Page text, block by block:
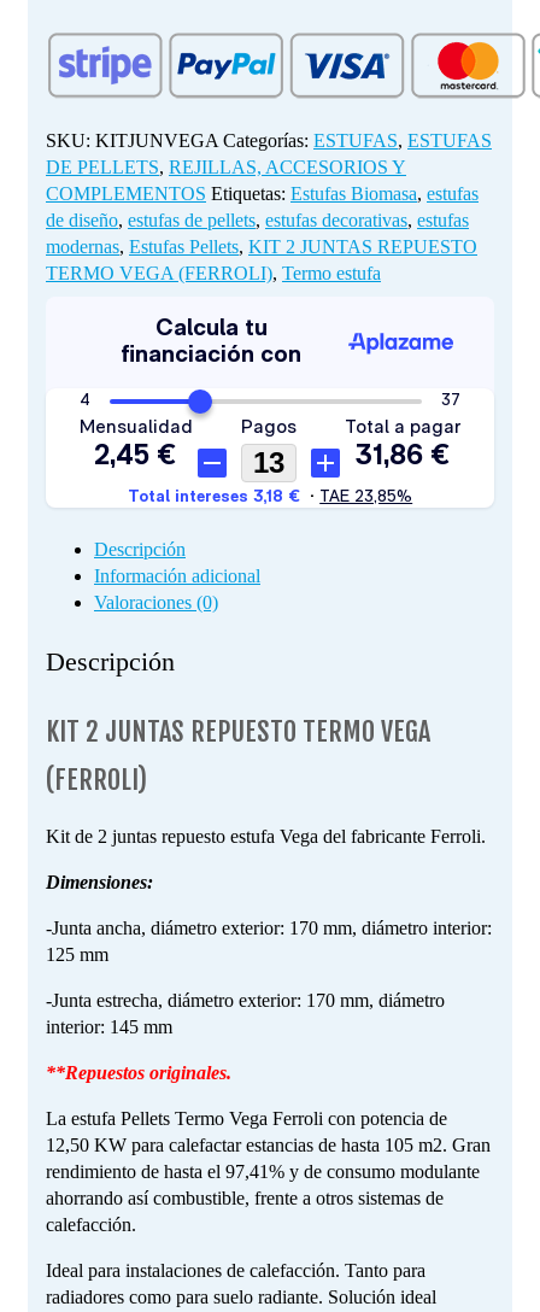
REPUESTO
TERMO
VEGA
cantidad
SKU: KITJUNVEGA Categorías: ESTUFAS, ESTUFAS
DE PELLETS, REJILLAS, ACCESORIOS Y
COMPLEMENTOS Etiquetas: Estufas Biomasa, estufas
de diseño, estufas de pellets, estufas decorativas, estufas
modernas, Estufas Pellets, KIT 2 JUNTAS REPUESTO
TERMO VEGA (FERROLI), Termo estufa
Descripción
Información adicional
Valoraciones (0)
Descripción
KIT 2 JUNTAS REPUESTO TERMO VEGA
(FERROLI)
Kit de 2 juntas repuesto estufa Vega del fabricante Ferroli.
Dimensiones:
-Junta ancha, diámetro exterior: 170 mm, diámetro interior:
125 mm
-Junta estrecha, diámetro exterior: 170 mm, diámetro
interior: 145 mm
**Repuestos originales.
La estufa Pellets Termo Vega Ferroli con potencia de
12,50 KW para calefactar estancias de hasta 105 m2. Gran
rendimiento de hasta el 97,41% y de consumo modulante
ahorrando así combustible, frente a otros sistemas de
calefacción.
Ideal para instalaciones de calefacción. Tanto para
radiadores como para suelo radiante. Solución ideal